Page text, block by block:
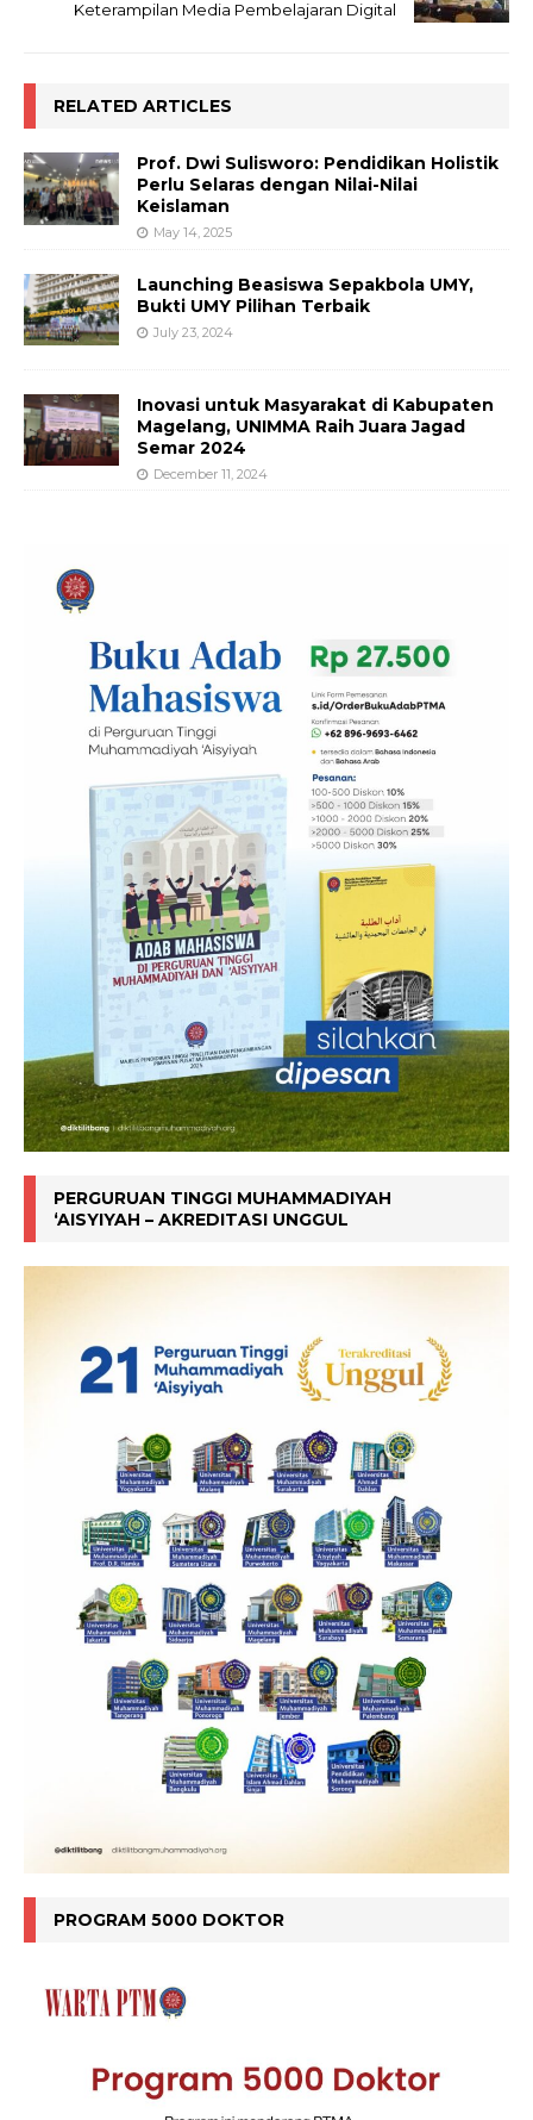
Keterampilan Media Pembelajaran Digital
RELATED ARTICLES
Prof. Dwi Sulisworo: Pendidikan Holistik
Perlu Selaras dengan Nilai-Nilai
Keislaman
May 14, 2025
Launching Beasiswa Sepakbola UMY,
Bukti UMY Pilihan Terbaik
July 23, 2024
Inovasi untuk Masyarakat di Kabupaten
Magelang, UNIMMA Raih Juara Jagad
Semar 2024
December 11, 2024
PERGURUAN TINGGI MUHAMMADIYAH
‘AISYIYAH – AKREDITASI UNGGUL
PROGRAM 5000 DOKTOR